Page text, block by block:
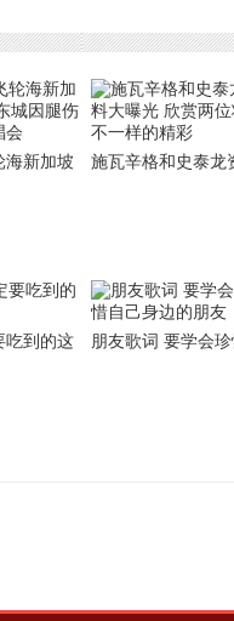
海新加坡
施瓦辛格和史泰龙
吃到的这
朋友歌词 要学会珍